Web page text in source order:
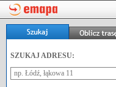
SZUKAJ ADRESU: